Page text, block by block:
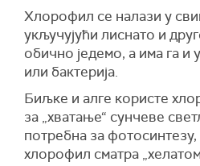
Хлорофил се налази у
укључујући лиснато и
обично једемо, а има га и
или бактерија.
Биљке и алге користе
за „хватање“ сунчеве
потребна за фотосинтезу,
хлорофил сматра